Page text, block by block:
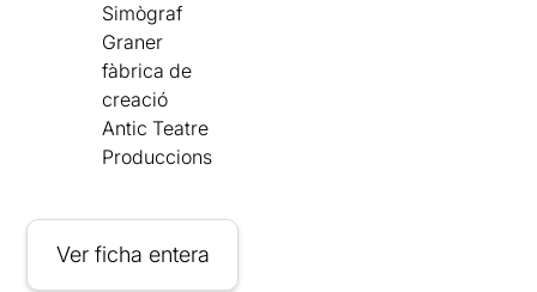
Simògraf
Graner
fàbrica de
creació
Antic Teatre
Produccions
Ver ficha entera